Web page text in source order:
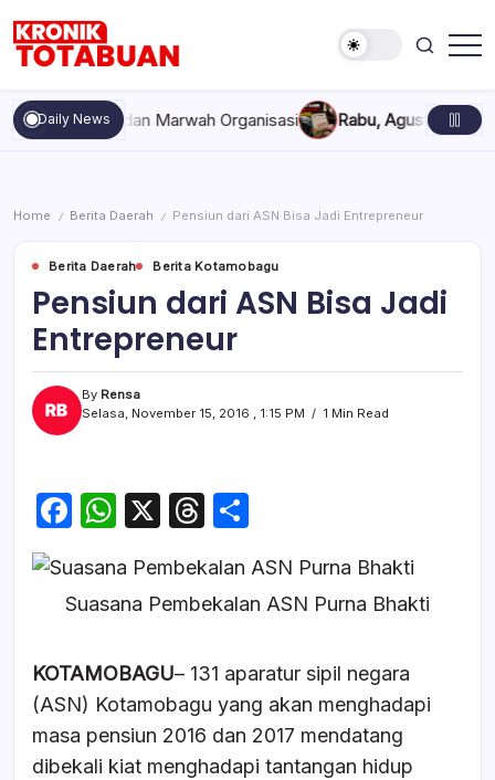
content
Totabuan
hari
ini
Kronik
Daily News
dan Marwah Organisasi Rabu, Agustus 5, 2026 ,
Home / Berita Daerah / Pensiun dari ASN Bisa Jadi Entrepreneur
Berita Daerah Berita Kotamobagu
Pensiun dari ASN Bisa Jadi
Entrepreneur
By Rensa
Selasa, November 15, 2016 , 1:15 PM
1 Min Read
F
c
e
o
o
k
W
at
s
p
p
X
T
e
a
s
ar
e
Suasana Pembekalan ASN Purna Bhakti
KOTAMOBAGU– 131 aparatur sipil negara
(ASN) Kotamobagu yang akan menghadapi
masa pensiun 2016 dan 2017 mendatang
dibekali kiat menghadapi tantangan hidup